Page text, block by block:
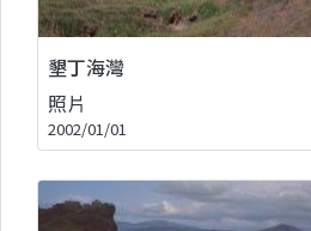
墾丁海灣
照片
2002/01/01